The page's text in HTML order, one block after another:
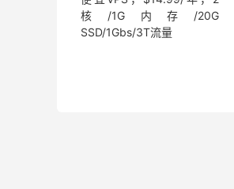
核/1G内存/20G
SSD/1Gbs/3T流量